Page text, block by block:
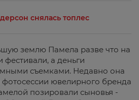
снялась топлес
землю Памела разве что на
а деньги
съемками. Недавно она
фотосессии ювелирного бренда
позировали сыновья -